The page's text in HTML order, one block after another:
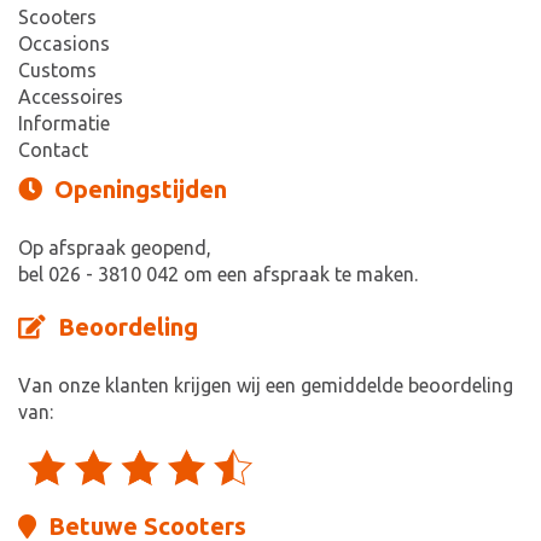
Scooters
Occasions
Customs
Accessoires
Informatie
Contact
Openingstijden
Op afspraak geopend,
bel 026 - 3810 042 om een afspraak te maken.
Beoordeling
Van onze klanten krijgen wij een gemiddelde beoordeling
van:
Betuwe Scooters